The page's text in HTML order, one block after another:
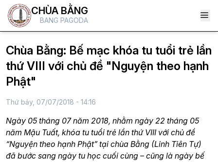
CHÙA BẰNG
BANG PAGODA
Chùa Bằng: Bế mạc khóa tu tuổi trẻ lần
thứ VIII với chủ đề "Nguyện theo hạnh
Phật"
Thứ bảy, 07/07/2018 - 14:16
Ngày 05 tháng 07 năm 2018, nhằm ngày 22 tháng 05
năm Mậu Tuất, khóa tu tuổi trẻ lần thứ VIII với chủ đề
“Nguyện theo hạnh Phật” tại chùa Bằng (Linh Tiên Tự)
đã bước sang ngày tu học cuối cùng – cũng là ngày bế